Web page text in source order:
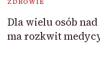
ZDROWIE
Dla wielu osób
ma rozkwit